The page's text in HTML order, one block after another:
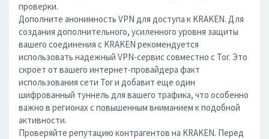
проверки.
Дополните анонимность VPN для доступа к KRAKEN. Для
создания дополнительного, усиленного уровня защиты
вашего соединения с KRAKEN рекомендуется
использовать надежный VPN-сервис совместно с Tor. Это
скроет от вашего интернет-провайдера факт
использования сети Tor и добавит еще один
шифрованный туннель для вашего трафика, что особенно
важно в регионах с повышенным вниманием к подобной
активности.
Проверяйте репутацию контрагентов на KRAKEN. Перед